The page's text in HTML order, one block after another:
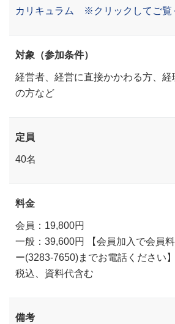
カリキュラム ※クリックしてご覧
対象（参加条件）
経営者、経営に直接かかわる方、経
の方など
定員
40名
料金
会員：19,800円
一般：39,600円 【会員加入で会員
ー(3283-7650)までお電話ください】
税込、資料代含む
備考